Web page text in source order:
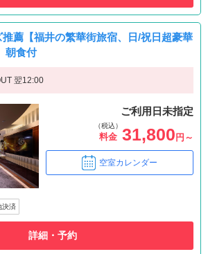
推薦【福井の繁華街旅宿、日/祝日超豪華
朝食付
翌12:00
ご利用日未指定
（税込）
料金 31,800 円～
空室カレンダー
決済
詳細・予約